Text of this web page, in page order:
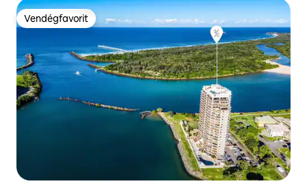
Vendégfavorit
Vendégfavorit